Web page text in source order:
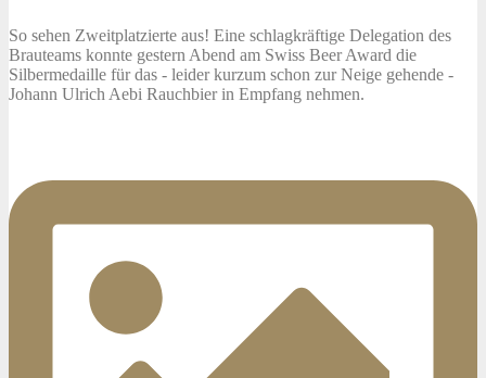
So sehen Zweitplatzierte aus! Eine schlagkräftige Delegation des
Brauteams konnte gestern Abend am Swiss Beer Award die
Silbermedaille für das - leider kurzum schon zur Neige gehende -
Johann Ulrich Aebi Rauchbier in Empfang nehmen.